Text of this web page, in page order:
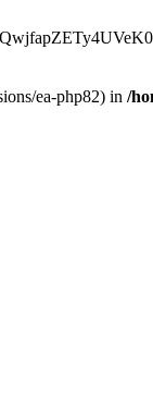
ea-php82) in /